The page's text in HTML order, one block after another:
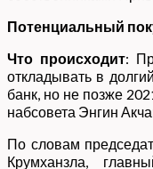
Потенциальный
Что происходит:
откладывать в
банк, но не позже
набсовета Энгин
По словам
Крумханзла,